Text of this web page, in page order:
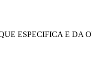
ESPECIFICA E DA